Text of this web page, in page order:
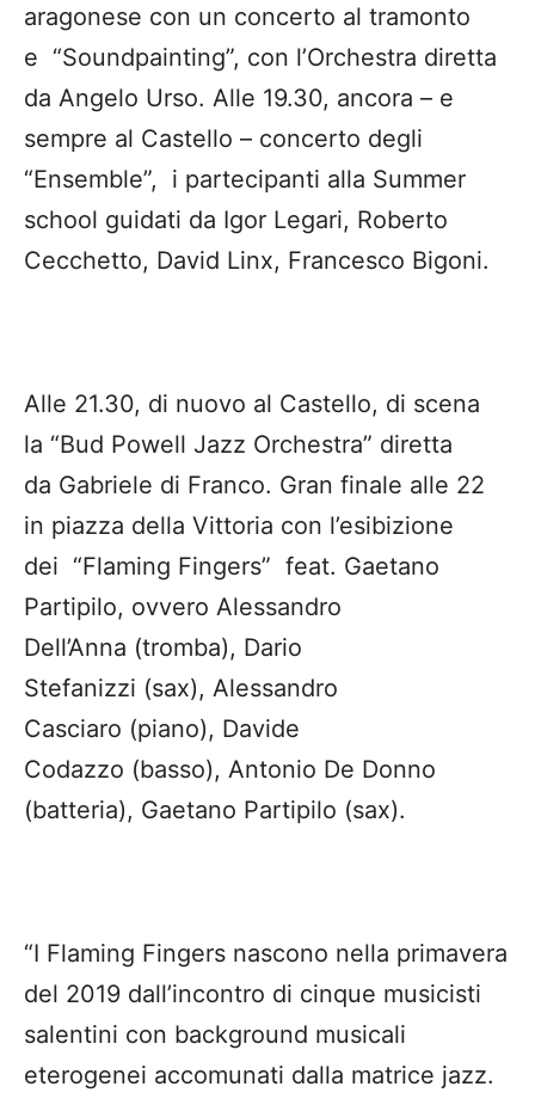
aragonese con un concerto al tramonto
e “Soundpainting”, con l’Orchestra diretta
da Angelo Urso. Alle 19.30, ancora – e
sempre al Castello – concerto degli
“Ensemble”, i partecipanti alla Summer
school guidati da Igor Legari, Roberto
Cecchetto, David Linx, Francesco Bigoni.
Alle 21.30, di nuovo al Castello, di scena
la “Bud Powell Jazz Orchestra” diretta
da Gabriele di Franco. Gran finale alle 22
in piazza della Vittoria con l’esibizione
dei “Flaming Fingers” feat. Gaetano
Partipilo, ovvero Alessandro
Dell’Anna (tromba), Dario
Stefanizzi (sax), Alessandro
Casciaro (piano), Davide
Codazzo (basso), Antonio De Donno
(batteria), Gaetano Partipilo (sax).
“I Flaming Fingers nascono nella primavera
del 2019 dall’incontro di cinque musicisti
salentini con background musicali
eterogenei accomunati dalla matrice jazz.